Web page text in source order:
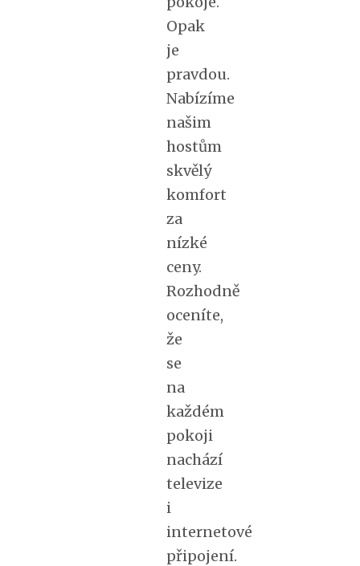
Opak
je
pravdou.
Nabízíme
našim
hostům
skvělý
komfort
za
nízké
ceny.
Rozhodně
oceníte,
že
se
na
každém
pokoji
nachází
televize
i
internetové
připojení.